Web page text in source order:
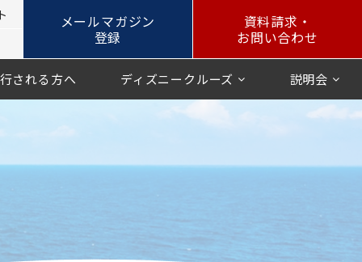
メールマガジン
登録
資料請求・
お問い合わせ
される方へ ディズニークルーズ 説明会